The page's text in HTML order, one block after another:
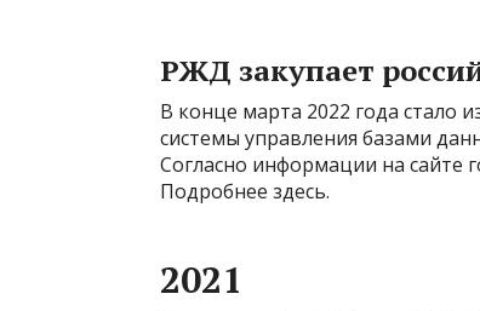
РЖД закупает
В конце марта 2022 года стало
системы управления базами
Согласно информации на сайте
Подробнее здесь.
2021